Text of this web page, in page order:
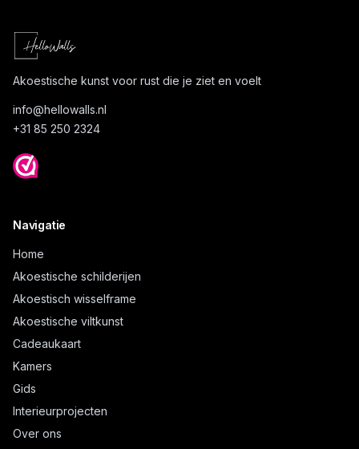
Akoestische kunst voor rust die je ziet en voelt
info@hellowalls.nl
+31 85 250 2324
Navigatie
Home
Akoestische schilderijen
Akoestisch wisselframe
Akoestische viltkunst
Cadeaukaart
Kamers
Gids
Interieurprojecten
Over ons